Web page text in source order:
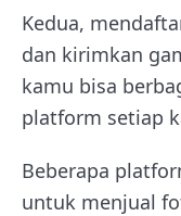
Kedua,
dan kirimkan
kamu bisa
platform setiap
Beberapa
untuk menjual